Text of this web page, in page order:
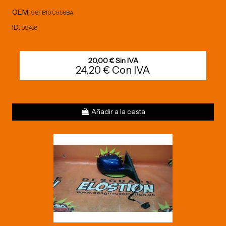
OEM: 96FB10C956BA
ID: 99428
20,00 € Sin IVA
24,20 € Con IVA
Añadir a la cesta